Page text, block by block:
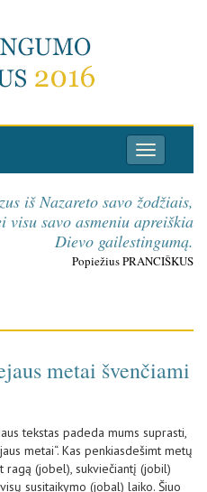
jubilie
iš Nazareto savo žodžiais,
visu savo asmeniu apreiškia
Dievo gailestingumą.
Popiežius PRANCIŠKUS
metai švenčiami
tekstas padeda mums suprasti,
metai“. Kas penkiasdešimt metų
ragą (jobel), sukviečiantį (jobil)
susitaikymo (jobal) laiko. Šiuo